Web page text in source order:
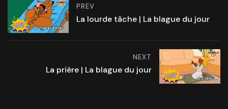
PREV
La lourde tâche | La blague du jour
NEXT
La prière | La blague du jour